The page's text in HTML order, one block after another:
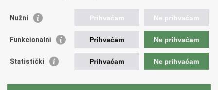
Vlada RH
Predsjednik RH
Pravobraniteljica za ravnopravnost spolova
Nužni Prihvaćam Ne prihvaćam
Funkcionalni Prihvaćam Ne prihvaćam
Statistički Prihvaćam Ne prihvaćam